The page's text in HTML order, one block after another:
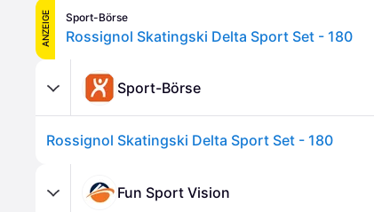
ANZEIGE Sport-Börse
Rossignol Skatingski Delta Sport Set - 180
Sport-Börse
Rossignol Skatingski Delta Sport Set - 180
Fun Sport Vision